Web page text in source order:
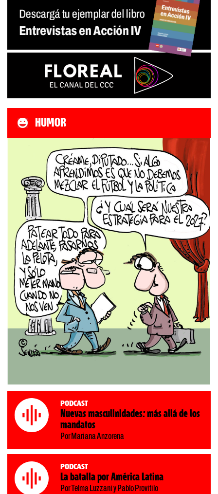
HUMOR
Podcast
Nuevas masculinidades: más allá de los
mandatos
Por Mariana Anzorena
Podcast
La batalla por América Latina
Por Telma Luzzani y Pablo Provitilo